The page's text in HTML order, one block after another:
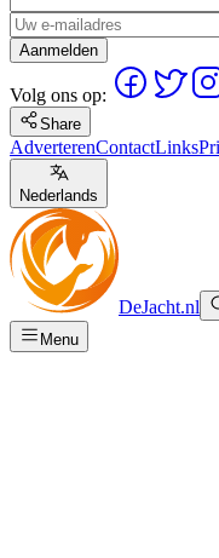
Aanmelden
Volg ons op:
Share
AdverterenContactLinks
Nederlands
DeJacht.nl
Menu